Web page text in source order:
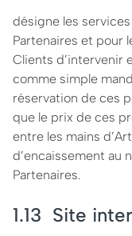
désigne les
Partenaires et pour
Clients d’intervenir
comme simple
réservation de ces
que le prix de ces
entre les mains
d’encaissement au
Partenaires.
1.13 Site